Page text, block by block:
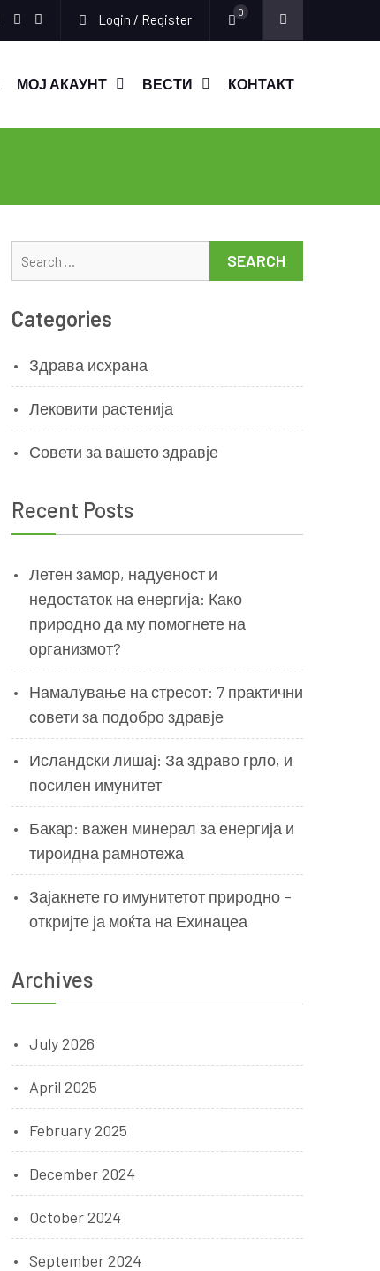
Login / Register 0
МОЈ АКАУНТ ВЕСТИ КОНТАКТ
Categories
Здрава исхрана
Лековити растенија
Совети за вашето здравје
Recent Posts
Летен замор, надуеност и
недостаток на енергија: Како
природно да му помогнете на
организмот?
Намалување на стресот: 7 практични
совети за подобро здравје
Исландски лишај: За здраво грло, и
посилен имунитет
Бакар: важен минерал за енергија и
тироидна рамнотежа
Зајакнете го имунитетот природно –
откријте ја моќта на Ехинацеа
Archives
July 2026
April 2025
February 2025
December 2024
October 2024
September 2024